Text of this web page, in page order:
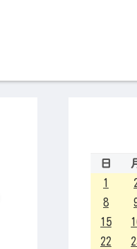
日
1
8
15
22